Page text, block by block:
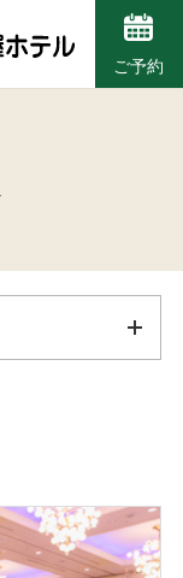
ご予約